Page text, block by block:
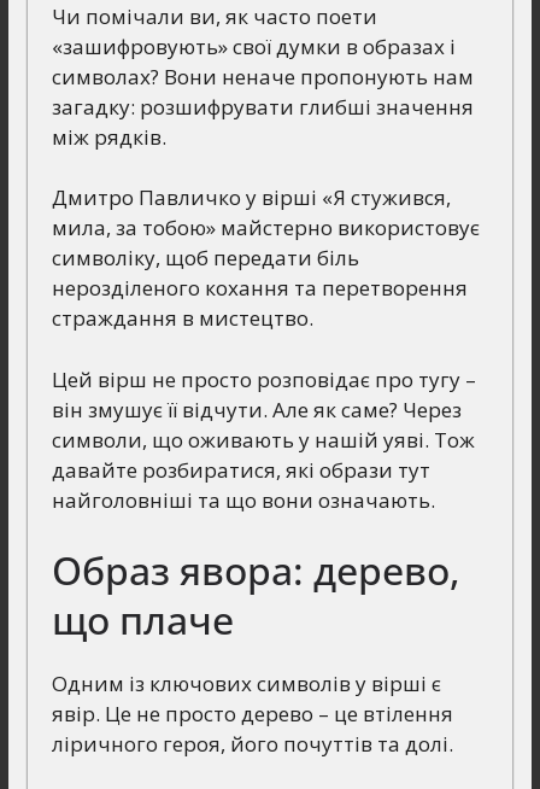
Чи помічали ви, як часто поети
«зашифровують» свої думки в образах і
символах? Вони неначе пропонують нам
загадку: розшифрувати глибші значення
між рядків.
Дмитро Павличко у вірші «Я стужився,
мила, за тобою» майстерно використовує
символіку, щоб передати біль
нерозділеного кохання та перетворення
страждання в мистецтво.
Цей вірш не просто розповідає про тугу –
він змушує її відчути. Але як саме? Через
символи, що оживають у нашій уяві. Тож
давайте розбиратися, які образи тут
найголовніші та що вони означають.
Образ явора: дерево,
що плаче
Одним із ключових символів у вірші є
явір. Це не просто дерево – це втілення
ліричного героя, його почуттів та долі.